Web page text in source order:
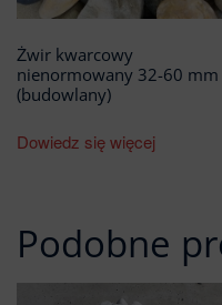
Żwir kwarcowy
nienormowany 32-60 mm
(budowlany)
Dowiedz się więcej
Podobne